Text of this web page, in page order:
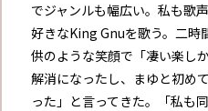
でジャンルも幅広い。私も歌
好きなKing Gnuを歌う。二時
供のような笑顔で「凄い楽し
解消になったし、まゆと初め
った」と言ってきた。「私も